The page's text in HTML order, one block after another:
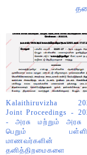
Kalaithiruvizha
Joint Proceedings -
- அரசு மற்றும் அரசு
பெறும்
மாணவர்களின்
தனித்திறமைகளை